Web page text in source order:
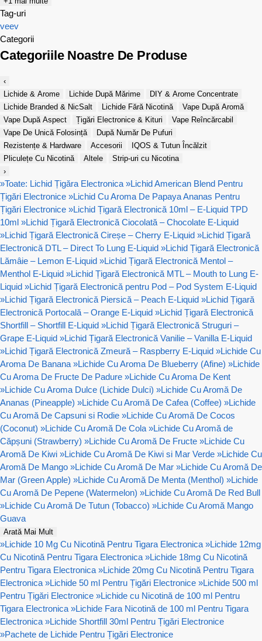
Tag-uri
veev
Categorii
Categoriile Noastre De Produse
‹
Lichide & Arome
Lichide După Mărime
DIY & Arome Concentrate
Lichide Branded & NicSalt
Lichide Fără Nicotină
Vape După Aromă
Vape După Aspect
Țigări Electronice & Kituri
Vape Reîncărcabil
Vape De Unică Folosință
După Număr De Pufuri
Rezistențe & Hardware
Accesorii
IQOS & Tutun Încălzit
Pliculețe Cu Nicotină
Altele
Strip-uri cu Nicotina
›
»Toate: Lichid Țigăra Electronica »Lichid American Blend Pentru
Țigări Electronice »Lichid Cu Aroma De Papaya Ananas Pentru
Țigări Electronice »Lichid Țigară Electronică 10ml – E-Liquid TPD
10ml »Lichid Țigară Electronică Ciocolată – Chocolate E-Liquid
»Lichid Țigară Electronică Cireșe – Cherry E-Liquid »Lichid Țigară
Electronică DTL – Direct To Lung E-Liquid »Lichid Țigară Electronică
Lămâie – Lemon E-Liquid »Lichid Țigară Electronică Mentol –
Menthol E-Liquid »Lichid Țigară Electronică MTL – Mouth to Lung E-
Liquid »Lichid Țigară Electronică pentru Pod – Pod System E-Liquid
»Lichid Țigară Electronică Piersică – Peach E-Liquid »Lichid Țigară
Electronică Portocală – Orange E-Liquid »Lichid Țigară Electronică
Shortfill – Shortfill E-Liquid »Lichid Țigară Electronică Struguri –
Grape E-Liquid »Lichid Țigară Electronică Vanilie – Vanilla E-Liquid
»Lichid Țigară Electronică Zmeură – Raspberry E-Liquid »Lichide Cu
Aroma De Banana »Lichide Cu Aroma De Blueberry (Afine) »Lichide
Cu Aroma De Fructe De Padure »Lichide Cu Aroma De Kent
»Lichide Cu Aroma Dulce (Lichide Dulci) »Lichide Cu Aromă De
Ananas (Pineapple) »Lichide Cu Aromă De Cafea (Coffee) »Lichide
Cu Aromă De Capsuni si Rodie »Lichide Cu Aromă De Cocos
(Coconut) »Lichide Cu Aromă De Cola »Lichide Cu Aromă de
Căpșuni (Strawberry) »Lichide Cu Aromă De Fructe »Lichide Cu
Aromă De Kiwi »Lichide Cu Aromă De Kiwi si Mar Verde »Lichide Cu
Aromă De Mango »Lichide Cu Aromă De Mar »Lichide Cu Aromă De
Mar (Green Apple) »Lichide Cu Aromă De Menta (Menthol) »Lichide
Cu Aromă De Pepene (Watermelon) »Lichide Cu Aromă De Red Bull
»Lichide Cu Aromă De Tutun (Tobacco) »Lichide Cu Aromă Mango
Guava
Arată Mai Mult
»Lichide 10 Mg Cu Nicotină Pentru Tigara Electronica »Lichide 12mg
Cu Nicotină Pentru Tigara Electronica »Lichide 18mg Cu Nicotină
Pentru Tigara Electronica »Lichide 20mg Cu Nicotină Pentru Tigara
Electronica »Lichide 50 ml Pentru Țigări Electronice »Lichide 500 ml
Pentru Țigări Electronice »Lichide cu Nicotină de 100 ml Pentru
Tigara Electronica »Lichide Fara Nicotină de 100 ml Pentru Tigara
Electronica »Lichide Shortfill 30ml Pentru Țigări Electronice
»Pachete de Lichide Pentru Țigări Electronice